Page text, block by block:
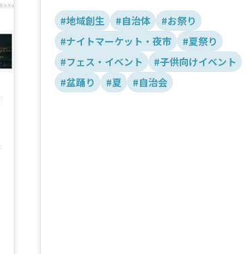
#地域創生
#自治体
#お祭り
#ナイトマーケット・夜市
#夏祭り
#フェス・イベント
#子供向けイベント
#盆踊り
#夏 #自治会